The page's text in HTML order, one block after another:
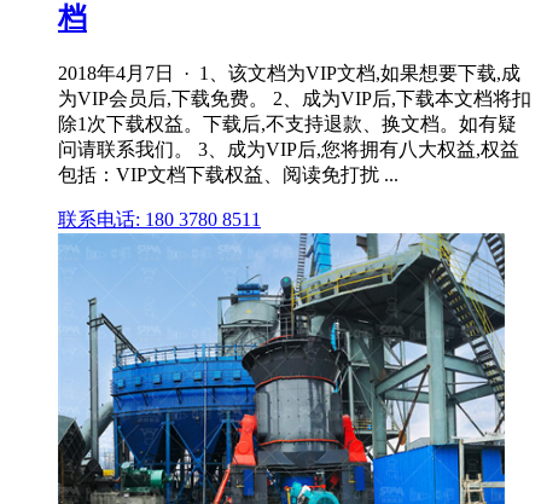
档
2018年4月7日 · 1、该文档为VIP文档,如果想要下载,成
为VIP会员后,下载免费。 2、成为VIP后,下载本文档将扣
除1次下载权益。下载后,不支持退款、换文档。如有疑
问请联系我们。 3、成为VIP后,您将拥有八大权益,权益
包括：VIP文档下载权益、阅读免打扰 ...
联系电话: 180 3780 8511